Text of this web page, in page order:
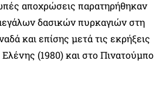
αποχρώσεις παρατηρήθηκαν
δασικών πυρκαγιών στη
και επίσης μετά τις εκρήξεις
(1980) και στο Πινατούμπο